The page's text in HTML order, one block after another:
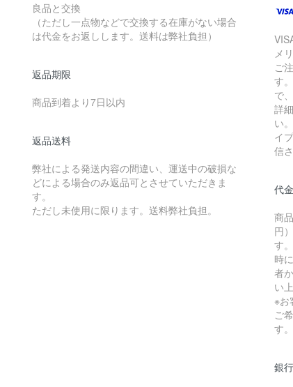
良品と交換
（ただし一点物などで交換する在庫がない場合
は代金をお返しします。送料は弊社負担）
返品期限
商品到着より7日以内
返品送料
弊社による発送内容の間違い、運送中の破損な
どによる場合のみ返品可とさせていただきま
す。
ただし未使用に限ります。送料弊社負担。
メ
ご
す
で
詳
い。
イ
信
代
商
円
す
時
者
い
※お
ご
す。
銀